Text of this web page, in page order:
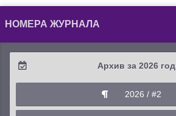
НОМЕРА ЖУРНАЛА
Архив за 2026 год
2026 / #2